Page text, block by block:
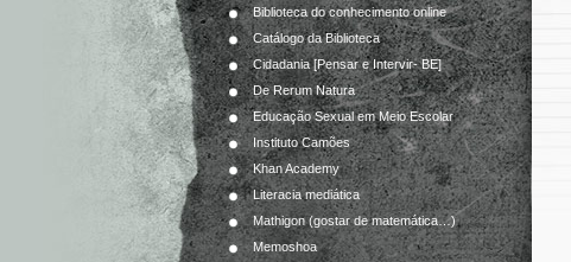
Biblioteca do conhecimento online
Catálogo da Biblioteca
Cidadania [Pensar e Intervir- BE]
De Rerum Natura
Educação Sexual em Meio Escolar
Instituto Camões
Khan Academy
Literacia mediática
Mathigon (gostar de matemática…)
Memoshoa